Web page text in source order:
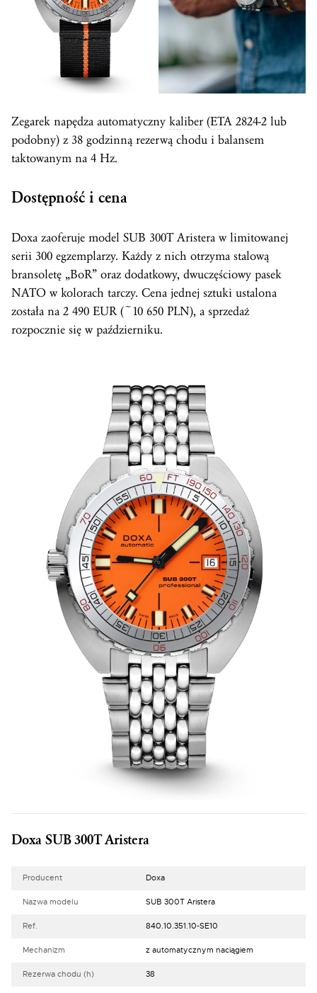
Zegarek napędza automatyczny kaliber (ETA 2824-2 lub
podobny) z 38 godzinną rezerwą chodu i balansem
taktowanym na 4 Hz.
Dostępność i cena
Doxa zaoferuje model SUB 300T Aristera w limitowanej
serii 300 egzemplarzy. Każdy z nich otrzyma stalową
bransoletę „BoR” oraz dodatkowy, dwuczęściowy pasek
NATO w kolorach tarczy. Cena jednej sztuki ustalona
została na 2 490 EUR (~10 650 PLN), a sprzedaż
rozpocznie się w październiku.
Doxa SUB 300T Aristera
Producent Doxa
Nazwa modelu SUB 300T Aristera
Ref. 840.10.351.10-SE10
Mechanizm z automatycznym naciągiem
Rezerwa chodu (h) 38